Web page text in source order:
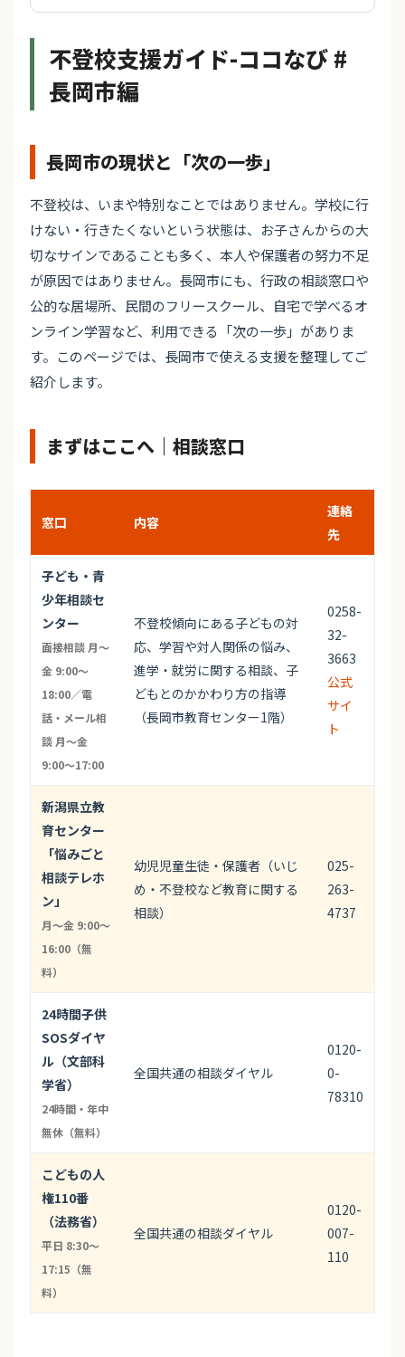
不登校支援ガイド-ココなび #
長岡市編
長岡市の現状と「次の一歩」
不登校は、いまや特別なことではありません。学校に行
けない・行きたくないという状態は、お子さんからの大
切なサインであることも多く、本人や保護者の努力不足
が原因ではありません。長岡市にも、行政の相談窓口や
公的な居場所、民間のフリースクール、自宅で学べるオ
ンライン学習など、利用できる「次の一歩」がありま
す。このページでは、長岡市で使える支援を整理してご
紹介します。
まずはここへ｜相談窓口
窓口 内容
連絡
先
子ども・青
少年相談セ
ンター
面接相談 月～
金 9:00～
18:00／電
話・メール相
談 月～金
9:00～17:00
不登校傾向にある子どもの対
応、学習や対人関係の悩み、
進学・就労に関する相談、子
どもとのかかわり方の指導
（長岡市教育センター1階）
0258-
32-
3663
公式
サイ
ト
新潟県立教
育センター
「悩みごと
相談テレホ
ン」
月〜金 9:00〜
16:00（無
料）
幼児児童生徒・保護者（いじ
め・不登校など教育に関する
相談）
025-
263-
4737
24時間子供
SOSダイヤ
ル（文部科
学省）
24時間・年中
無休（無料）
全国共通の相談ダイヤル
0120-
0-
78310
こどもの人
権110番
（法務省）
平日 8:30〜
17:15（無
料）
全国共通の相談ダイヤル
0120-
007-
110